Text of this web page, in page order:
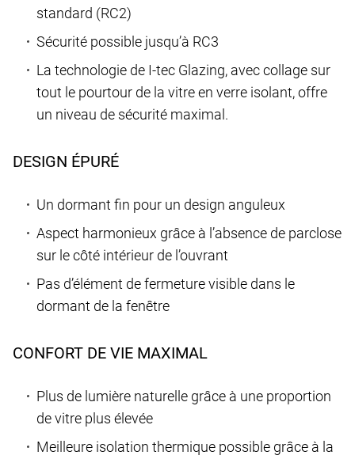
standard (RC2)
Sécurité possible jusqu’à RC3
La technologie de I-tec Glazing, avec collage sur
tout le pourtour de la vitre en verre isolant, offre
un niveau de sécurité maximal.
DESIGN ÉPURÉ
Un dormant fin pour un design anguleux
Aspect harmonieux grâce à l’absence de parclose
sur le côté intérieur de l’ouvrant
Pas d’élément de fermeture visible dans le
dormant de la fenêtre
CONFORT DE VIE MAXIMAL
Plus de lumière naturelle grâce à une proportion
de vitre plus élevée
Meilleure isolation thermique possible grâce à la